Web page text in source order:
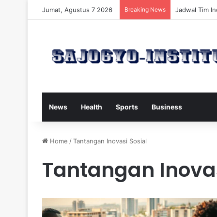
Jumat, Agustus 7 2026 Breaking News Ancol
News Health Sports Business
Home /Tantangan Inovasi Sosial
Tantangan